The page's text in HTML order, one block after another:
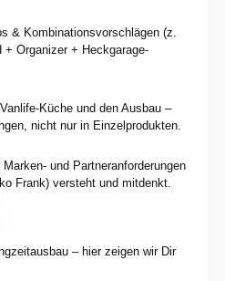
& Kombinationsvorschlägen (z.
+ Organizer + Heckgarage-
Küche und den Ausbau –
nicht nur in Einzel­produkten.
und Partner­anforderungen
Frank) versteht und mitdenkt.
– hier zeigen wir Dir